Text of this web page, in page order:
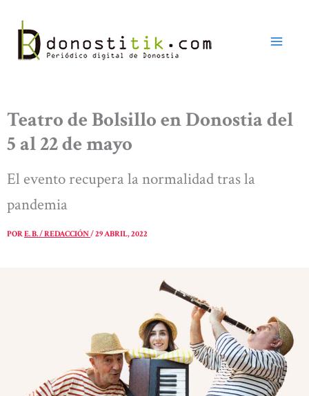
contenido
Teatro de Bolsillo en Donostia del
5 al 22 de mayo
El evento recupera la normalidad tras la
pandemia
PORE. B. / REDACCIÓN/29 ABRIL, 2022